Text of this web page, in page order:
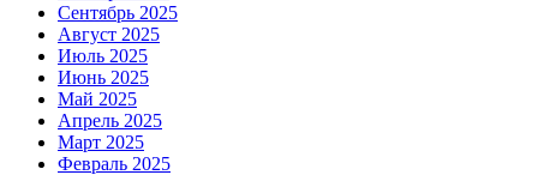
Сентябрь 2025
Август 2025
Июль 2025
Июнь 2025
Май 2025
Апрель 2025
Март 2025
Февраль 2025